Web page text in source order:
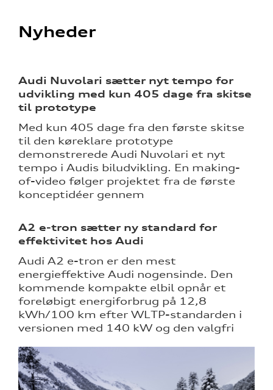
Nyheder
Audi Nuvolari sætter nyt tempo for
udvikling med kun 405 dage fra skitse
til prototype
Med kun 405 dage fra den første skitse
til den køreklare prototype
demonstrerede Audi Nuvolari et nyt
tempo i Audis biludvikling. En making-
of-video følger projektet fra de første
konceptidéer gennem
A2 e-tron sætter ny standard for
effektivitet hos Audi
Audi A2 e-tron er den mest
energieffektive Audi nogensinde. Den
kommende kompakte elbil opnår et
foreløbigt energiforbrug på 12,8
kWh/100 km efter WLTP-standarden i
versionen med 140 kW og den valgfri